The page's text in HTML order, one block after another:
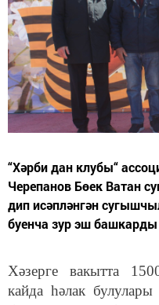
“Хәрби дан клубы“
Черепанов Бөек Ватан
дип исәпләнгән
буенча зур эш
Хәзерге вакытта
кайда һәлак